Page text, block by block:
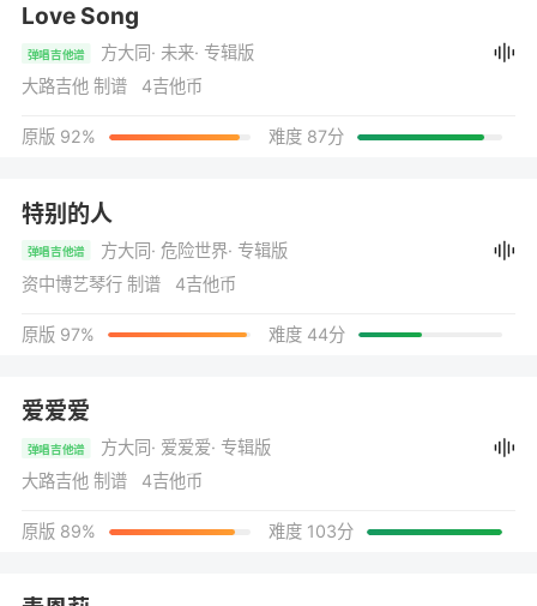
Love Song
弹唱吉他谱 方大同· 未来· 专辑版
大路吉他 制谱 4吉他币
原版 92% 难度 87分
特别的人
弹唱吉他谱 方大同· 危险世界· 专辑版
资中博艺琴行 制谱 4吉他币
原版 97% 难度 44分
爱爱爱
弹唱吉他谱 方大同· 爱爱爱· 专辑版
大路吉他 制谱 4吉他币
原版 89% 难度 103分